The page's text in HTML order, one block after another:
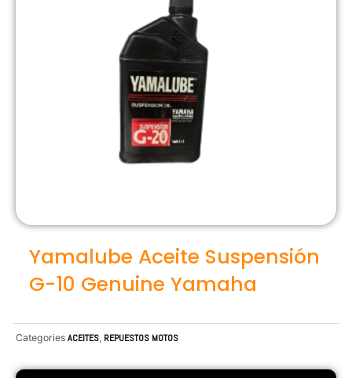
Yamalube Aceite Suspensión
G-10 Genuine Yamaha
Categories ACEITES, REPUESTOS MOTOS